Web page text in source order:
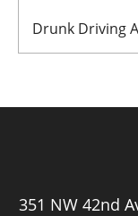
Drunk Driving
351 NW 42nd